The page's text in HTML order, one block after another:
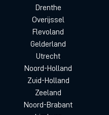
Drenthe
Overijssel
Flevoland
Gelderland
Utrecht
Noord-Holland
Zuid-Holland
Zeeland
Noord-Brabant